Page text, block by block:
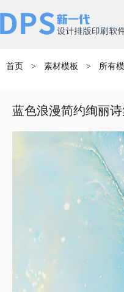
首页 > 素材模板 > 所有
蓝色浪漫简约绚丽